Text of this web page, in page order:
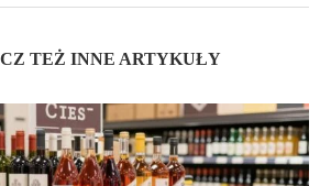
TEŻ INNE ARTYKUŁY